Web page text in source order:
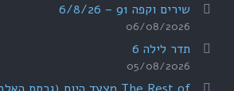
שירים וקפה 91 – 6/8/26
06/08/2026
תדר לילה 6
05/08/2026